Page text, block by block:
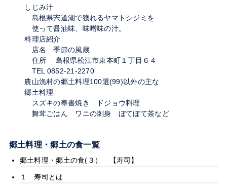
しじみ汁
島根県宍道湖で獲れるヤマトシジミを
使って醤油味、味噌味の汁。
料理店紹介
店名 季節の風蔵
住所 島根県松江市東本町１丁目６４
TEL 0852-21-2270
農山漁村の郷土料理100選(99)以外の主な
郷土料理
スズキの奉書焼き ドジョウ料理
舞茸ごはん ワニの刺身 ぼてぼて茶など
郷土料理・郷土の食一覧
郷土料理・郷土の食(３） 【寿司】
１ 寿司とは